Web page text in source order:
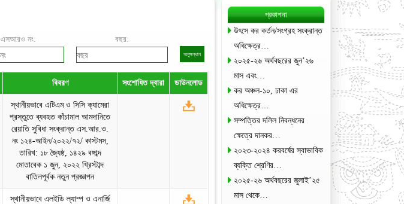
এসআরও নং: বছর:
বিবরণ সংশোধিত দ্বারা ডাউনলোড
স্থানীয়ভাবে এটিএম ও সিসি ক্যামেরা
প্রস্তুতে ব্যবহৃত কাঁচামাল আমদানিতে
রেয়াতি সুবিধা সংক্রান্ত এস.আর.ও.
নং ১২৪-আইন/২০২২/৭২/ কাস্টমস,
তারিখ: ১৮ জ্যৈষ্ঠ, ১৪২৯ বঙ্গাব্দ
মোতাবেক ১ জুন, ২০২২ খ্রিস্টাব্দ
বাতিলপূর্বক নতুন প্রজ্ঞাপন
স্থানীয়ভাবে এলইডি ল্যাম্প ও এনার্জি
প্রকাশনা
উৎসে কর কর্তন/সংগ্রহ সংক্রান্ত
অধিক্ষেত্র…
২০২৫-২৬ অর্থবছরের জুন’২৬
মাস এবং…
কর অঞ্চল-১০, ঢাকা এর
অধিক্ষেত্র…
সম্পত্তির দলিল নিবন্ধনের
ক্ষেত্রে দানকর…
২০২৩-২০২৪ করবর্ষের স্বাভাবিক
ব্যক্তি শ্রেণির…
২০২৫-২৬ অর্থবছরের জুলাই’২৫
মাস থেকে…